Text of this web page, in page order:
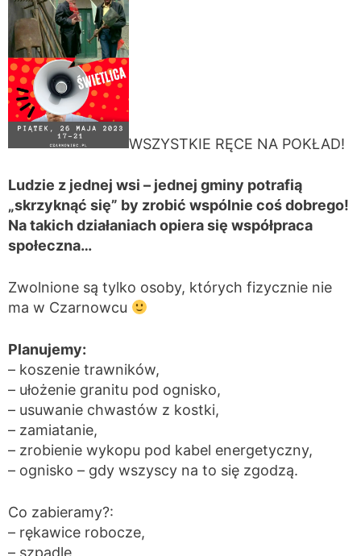
WSZYSTKIE RĘCE NA POKŁAD!
Ludzie z jednej wsi – jednej gminy potrafią
„skrzyknąć się” by zrobić wspólnie coś dobrego!
Na takich działaniach opiera się współpraca
społeczna…
Zwolnione są tylko osoby, których fizycznie nie
ma w Czarnowcu
Planujemy:
– koszenie trawników,
– ułożenie granitu pod ognisko,
– usuwanie chwastów z kostki,
– zamiatanie,
– zrobienie wykopu pod kabel energetyczny,
– ognisko – gdy wszyscy na to się zgodzą.
Co zabieramy?:
– rękawice robocze,